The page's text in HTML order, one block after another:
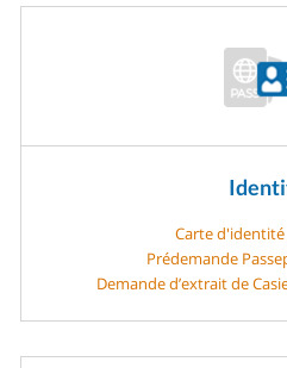
Carte d'identité
Prédemande
Demande d’extrait de